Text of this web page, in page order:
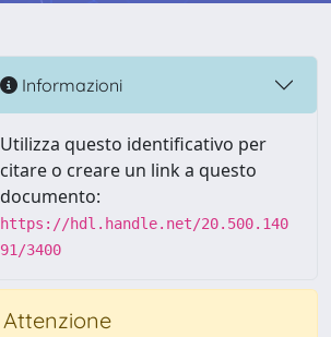
Informazioni
Utilizza questo identificativo per
citare o creare un link a questo
documento:
https://hdl.handle.net/20.500.140
91/3400
Attenzione